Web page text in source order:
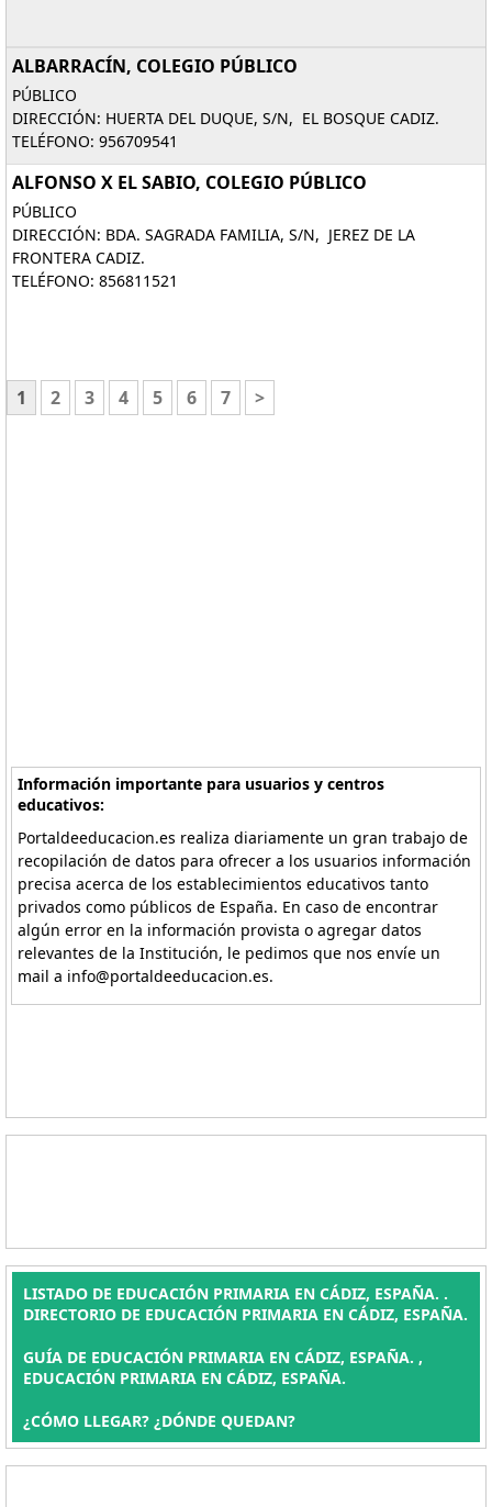
ALBARRACÍN, COLEGIO PÚBLICO
PÚBLICO
DIRECCIÓN: HUERTA DEL DUQUE, S/N, EL BOSQUE CADIZ.
TELÉFONO: 956709541
ALFONSO X EL SABIO, COLEGIO PÚBLICO
PÚBLICO
DIRECCIÓN: BDA. SAGRADA FAMILIA, S/N, JEREZ DE LA
FRONTERA CADIZ.
TELÉFONO: 856811521
1 2 3 4 5 6 7 >
Información importante para usuarios y centros
educativos:
Portaldeeducacion.es realiza diariamente un gran trabajo de
recopilación de datos para ofrecer a los usuarios información
precisa acerca de los establecimientos educativos tanto
privados como públicos de España. En caso de encontrar
algún error en la información provista o agregar datos
relevantes de la Institución, le pedimos que nos envíe un
mail a info@portaldeeducacion.es.
LISTADO DE EDUCACIÓN PRIMARIA EN CÁDIZ, ESPAÑA. .
DIRECTORIO DE EDUCACIÓN PRIMARIA EN CÁDIZ, ESPAÑA.
GUÍA DE EDUCACIÓN PRIMARIA EN CÁDIZ, ESPAÑA. ,
EDUCACIÓN PRIMARIA EN CÁDIZ, ESPAÑA.
¿CÓMO LLEGAR? ¿DÓNDE QUEDAN?